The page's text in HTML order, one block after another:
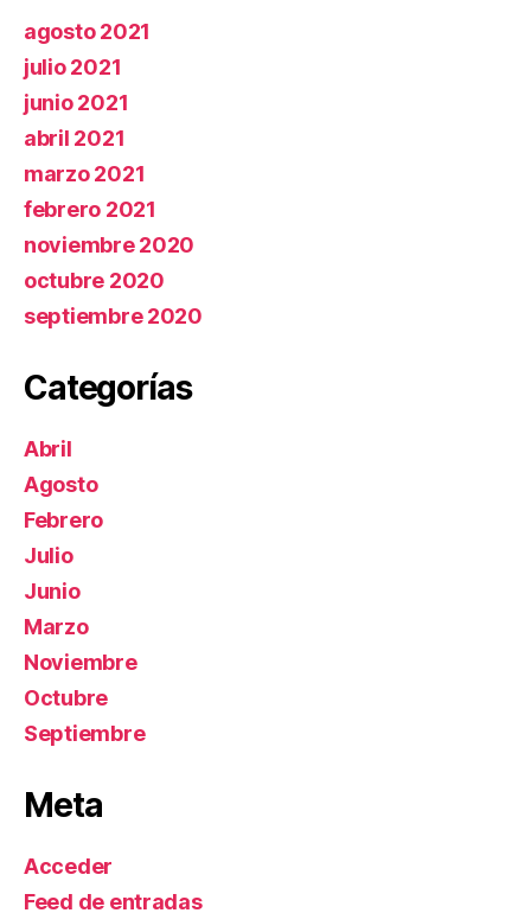
agosto 2021
julio 2021
junio 2021
abril 2021
marzo 2021
febrero 2021
noviembre 2020
octubre 2020
septiembre 2020
Categorías
Abril
Agosto
Febrero
Julio
Junio
Marzo
Noviembre
Octubre
Septiembre
Meta
Acceder
Feed de entradas